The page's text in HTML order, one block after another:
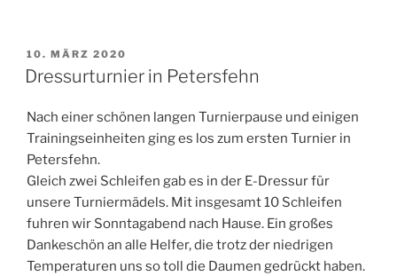
VERÖFFENTLICHT
AM
10. MÄRZ 2020
Dressurturnier in Petersfehn
Nach einer schönen langen Turnierpause und einigen
Trainingseinheiten ging es los zum ersten Turnier in
Petersfehn.
Gleich zwei Schleifen gab es in der E-Dressur für
unsere Turniermädels. Mit insgesamt 10 Schleifen
fuhren wir Sonntagabend nach Hause. Ein großes
Dankeschön an alle Helfer, die trotz der niedrigen
Temperaturen uns so toll die Daumen gedrückt haben.